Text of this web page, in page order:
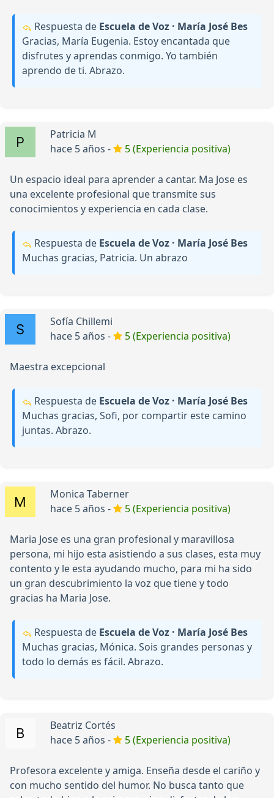
Respuesta de Escuela de Voz · María José Bes
Gracias, María Eugenia. Estoy encantada que
disfrutes y aprendas conmigo. Yo también
aprendo de ti. Abrazo.
Patricia M
hace 5 años -
5 (Experiencia positiva)
Un espacio ideal para aprender a cantar. Ma Jose es
una excelente profesional que transmite sus
conocimientos y experiencia en cada clase.
Respuesta de Escuela de Voz · María José Bes
Muchas gracias, Patricia. Un abrazo
Sofía Chillemi
hace 5 años -
5 (Experiencia positiva)
Maestra excepcional
Respuesta de Escuela de Voz · María José Bes
Muchas gracias, Sofi, por compartir este camino
juntas. Abrazo.
Monica Taberner
hace 5 años -
5 (Experiencia positiva)
Maria Jose es una gran profesional y maravillosa
persona, mi hijo esta asistiendo a sus clases, esta muy
contento y le esta ayudando mucho, para mi ha sido
un gran descubrimiento la voz que tiene y todo
gracias ha Maria Jose.
Respuesta de Escuela de Voz · María José Bes
Muchas gracias, Mónica. Sois grandes personas y
todo lo demás es fácil. Abrazo.
Beatriz Cortés
hace 5 años -
5 (Experiencia positiva)
Profesora excelente y amiga. Enseña desde el cariño y
con mucho sentido del humor. No busca tanto que